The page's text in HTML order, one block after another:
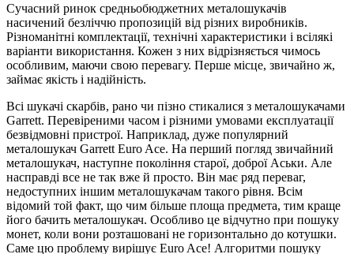
Сучасний ринок средньобюджетних металошукачів
насичений безліччю пропозицій від різних виробників.
Різноманітні комплектації, технічні характеристики і всілякі
варіанти використання. Кожен з них відрізняється чимось
особливим, маючи свою перевагу. Перше місце, звичайно ж,
займає якість і надійність.
Всі шукачі скарбів, рано чи пізно стикалися з металошукачами
Garrett. Перевіреними часом і різними умовами експлуатації
безвідмовні пристрої. Наприклад, дуже популярний
металошукач Garrett Euro Ace. На перший погляд звичайний
металошукач, наступне покоління старої, доброї Аськи. Але
насправді все не так вже й просто. Він має ряд переваг,
недоступних іншим металошукачам такого рівня. Всім
відомий той факт, що чим більше площа предмета, тим краще
його бачить металошукач. Особливо це відчутно при пошуку
монет, коли вони розташовані не горизонтально до котушки.
Саме цю проблему вирішує Euro Ace! Алгоритми пошуку